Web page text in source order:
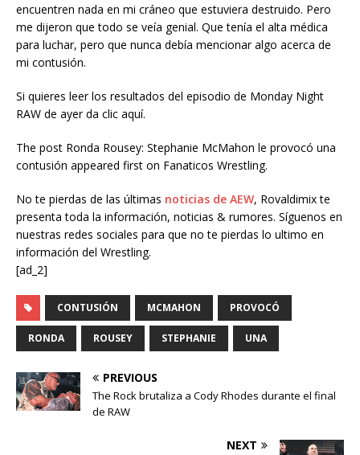
encuentren nada en mi cráneo que estuviera destruido. Pero
me dijeron que todo se veía genial. Que tenía el alta médica
para luchar, pero que nunca debía mencionar algo acerca de
mi contusión.
Si quieres leer los resultados del episodio de Monday Night
RAW de ayer da clic aquí.
The post Ronda Rousey: Stephanie McMahon le provocó una
contusión appeared first on Fanaticos Wrestling.
No te pierdas de las últimas noticias de AEW, Rovaldimix te
presenta toda la información, noticias & rumores. Síguenos en
nuestras redes sociales para que no te pierdas lo ultimo en
información del Wrestling.
[ad_2]
CONTUSIÓN MCMAHON PROVOCÓ
RONDA ROUSEY STEPHANIE UNA
PREVIOUS
The Rock brutaliza a Cody Rhodes durante el final
de RAW
NEXT